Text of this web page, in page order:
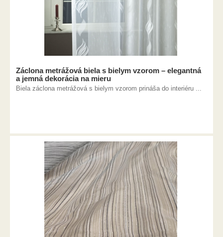
Záclona metrážová biela s bielym vzorom – elegantná
a jemná dekorácia na mieru
Biela záclona metrážová s bielym vzorom prináša do interiéru ...